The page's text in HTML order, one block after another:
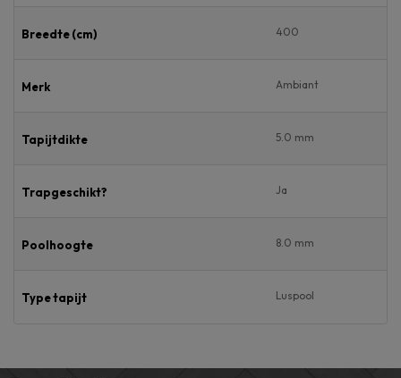
Breedte (cm) 400
Merk Ambiant
Tapijtdikte 5.0 mm
Trapgeschikt? Ja
Poolhoogte 8.0 mm
Type tapijt Luspool